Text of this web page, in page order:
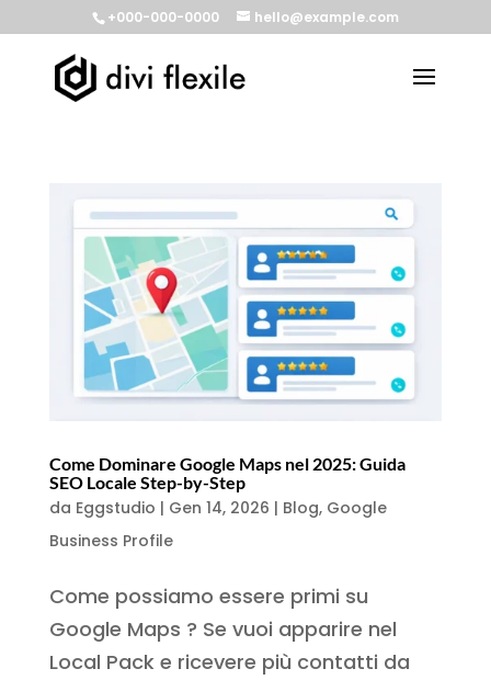
+000-000-0000 hello@example.com
Come Dominare Google Maps nel 2025: Guida
SEO Locale Step-by-Step
da Eggstudio | Gen 14, 2026 | Blog, Google
Business Profile
Come possiamo essere primi su
Google Maps ? Se vuoi apparire nel
Local Pack e ricevere più contatti da